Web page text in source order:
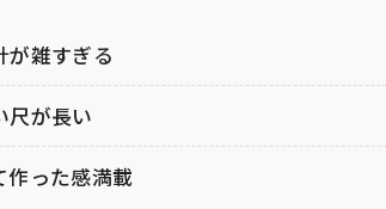
が雑すぎる
尺が長い
作った感満載